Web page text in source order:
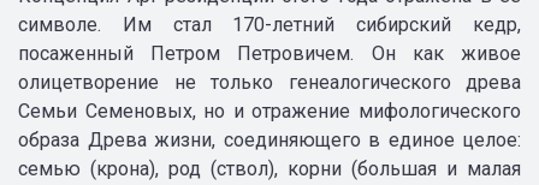
символе. Им стал 170-летний сибирский кедр,
посаженный Петром Петровичем. Он как живое
олицетворение не только генеалогического древа
Семьи Семеновых, но и отражение мифологического
образа Древа жизни, соединяющего в единое целое:
семью (крона), род (ствол), корни (большая и малая